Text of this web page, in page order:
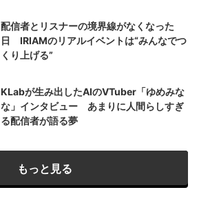
配信者とリスナーの境界線がなくなった
日 IRIAMのリアルイベントは“みんなでつ
くり上げる”
KLabが生み出したAIのVTuber「ゆめみな
な」インタビュー あまりに人間らしすぎ
る配信者が語る夢
もっと見る